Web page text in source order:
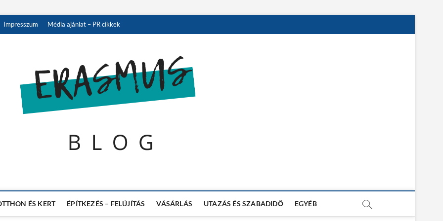
Impresszum Média ajánlat – PR cikkek
ÉS KERT ÉPÍTKEZÉS – FELÚJÍTÁS VÁSÁRLÁS UTAZÁS ÉS SZABADIDŐ EGYÉB